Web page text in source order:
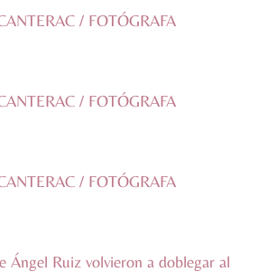
Ángel Ruiz volvieron a doblegar al